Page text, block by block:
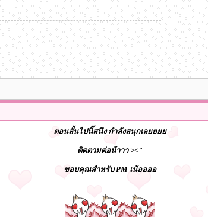
ตอนสั้นไปนิ๊สนึง กำลังสนุกเลยยยย
ติดตามต่อน้าาา ><"
ขอบคุณสำหรับ PM เน้ออออ